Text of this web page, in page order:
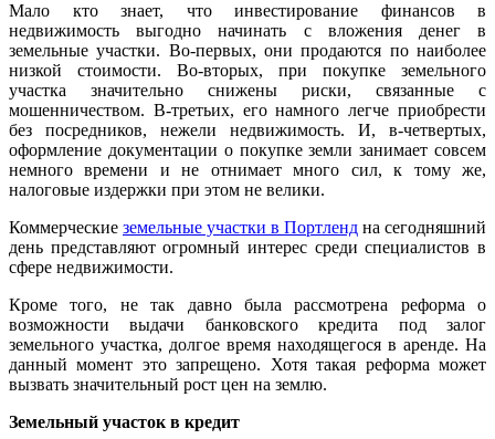
Мало кто знает, что инвестирование финансов в
недвижимость выгодно начинать с вложения денег в
земельные участки. Во-первых, они продаются по наиболее
низкой стоимости. Во-вторых, при покупке земельного
участка значительно снижены риски, связанные с
мошенничеством. В-третьих, его намного легче приобрести
без посредников, нежели недвижимость. И, в-четвертых,
оформление документации о покупке земли занимает совсем
немного времени и не отнимает много сил, к тому же,
налоговые издержки при этом не велики.
Коммерческие земельные участки в Портленд на сегодняшний
день представляют огромный интерес среди специалистов в
сфере недвижимости.
Кроме того, не так давно была рассмотрена реформа о
возможности выдачи банковского кредита под залог
земельного участка, долгое время находящегося в аренде. На
данный момент это запрещено. Хотя такая реформа может
вызвать значительный рост цен на землю.
Земельный участок в кредит